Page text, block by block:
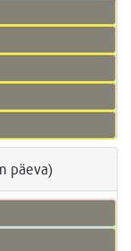
päeva)